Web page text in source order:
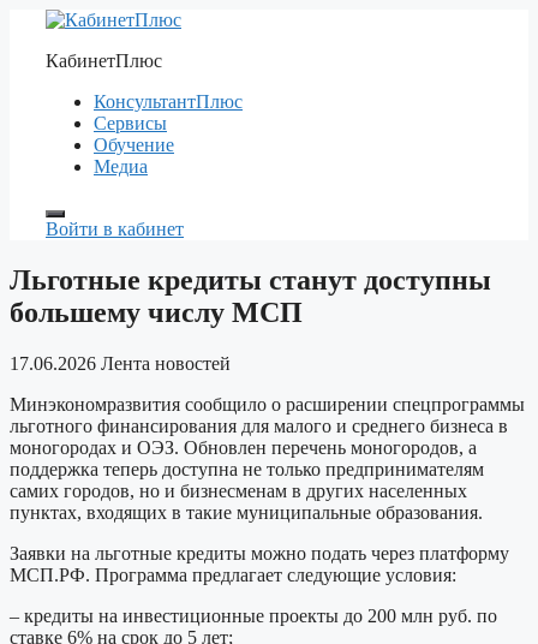
Перейти
содержимому
КабинетПлюс
КонсультантПлюс
Сервисы
Обучение
Медиа
Войти в кабинет
Льготные кредиты станут доступны
большему числу МСП
17.06.2026 Лента новостей
Минэкономразвития сообщило о расширении спецпрограммы
льготного финансирования для малого и среднего бизнеса в
моногородах и ОЭЗ. Обновлен перечень моногородов, а
поддержка теперь доступна не только предпринимателям
самих городов, но и бизнесменам в других населенных
пунктах, входящих в такие муниципальные образования.
Заявки на льготные кредиты можно подать через платформу
МСП.РФ. Программа предлагает следующие условия:
– кредиты на инвестиционные проекты до 200 млн руб. по
ставке 6% на срок до 5 лет;